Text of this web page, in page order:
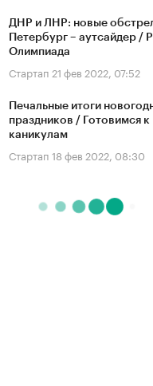
ДНР и ЛНР: новые
Петербург – аутсайдер /
Олимпиада
Стартап 21 фев 2022, 07:52
Печальные итоги
праздников / Готовимся
каникулам
Стартап 18 фев 2022, 08:30